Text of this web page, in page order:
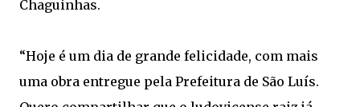
Chaguinhas.
“Hoje é um dia de grande felicidade, com mais
uma obra entregue pela Prefeitura de São Luís.